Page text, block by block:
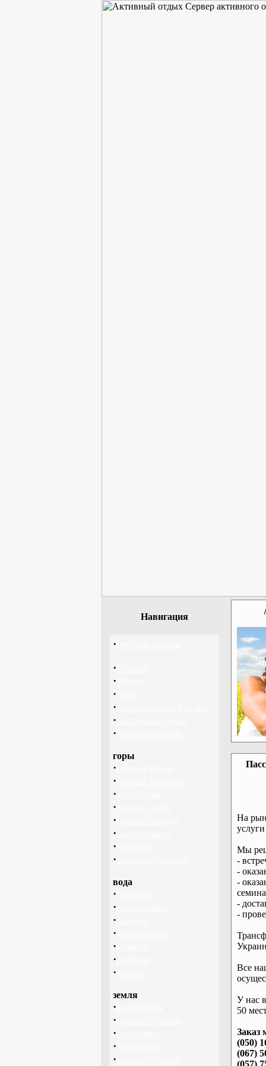
Навигация
·
·
·
·
·
·
·
горы
·
·
·
·
·
·
·
·
вода
·
·
·
·
·
·
·
земля
·
·
·
·
·
На
Мы
-
-
-
-
-
Все
У нас
50
Заказ
(050)
(067)
(057)